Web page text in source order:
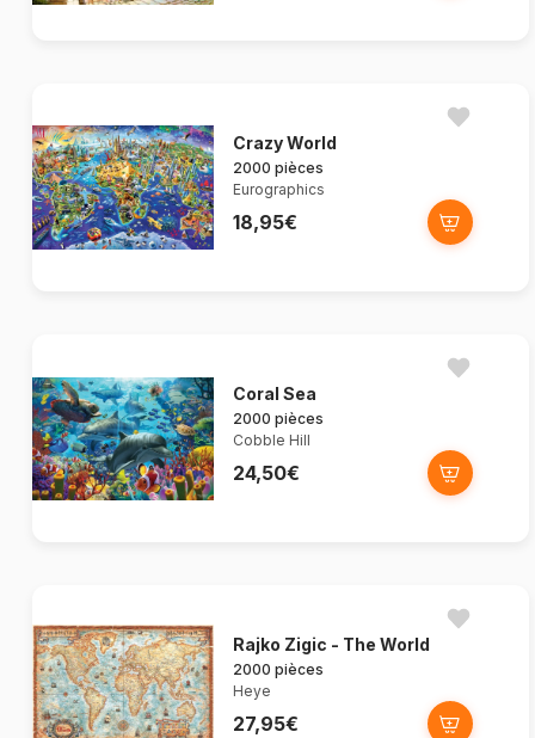
Crazy World
2000 pièces
Eurographics
18,95€
Coral Sea
2000 pièces
Cobble Hill
24,50€
Rajko Zigic - The World
2000 pièces
Heye
27,95€